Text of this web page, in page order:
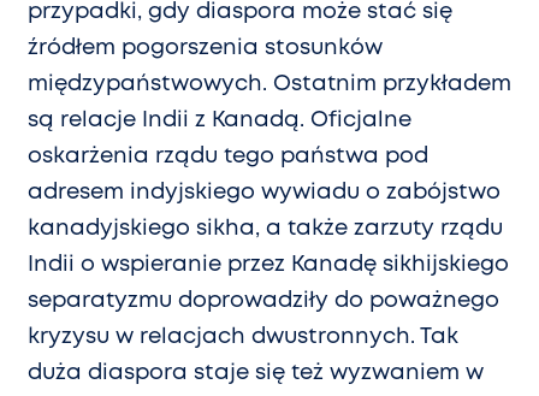
przypadki, gdy diaspora może stać się
źródłem pogorszenia stosunków
międzypaństwowych. Ostatnim przykładem
są relacje Indii z Kanadą. Oficjalne
oskarżenia rządu tego państwa pod
adresem indyjskiego wywiadu o zabójstwo
kanadyjskiego sikha, a także zarzuty rządu
Indii o wspieranie przez Kanadę sikhijskiego
separatyzmu doprowadziły do poważnego
kryzysu w relacjach dwustronnych. Tak
duża diaspora staje się też wyzwaniem w